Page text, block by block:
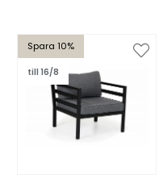
Spara 10%
till 16/8